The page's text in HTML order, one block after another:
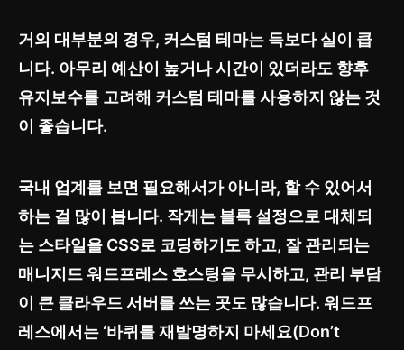
거의 대부분의 경우, 커스텀 테마는 득보다 실이 큽
니다. 아무리 예산이 높거나 시간이 있더라도 향후
유지보수를 고려해 커스텀 테마를 사용하지 않는 것
이 좋습니다.
국내 업계를 보면 필요해서가 아니라, 할 수 있어서
하는 걸 많이 봅니다. 작게는 블록 설정으로 대체되
는 스타일을 CSS로 코딩하기도 하고, 잘 관리되는
매니지드 워드프레스 호스팅을 무시하고, 관리 부담
이 큰 클라우드 서버를 쓰는 곳도 많습니다. 워드프
레스에서는 ‘바퀴를 재발명하지 마세요(Don’t